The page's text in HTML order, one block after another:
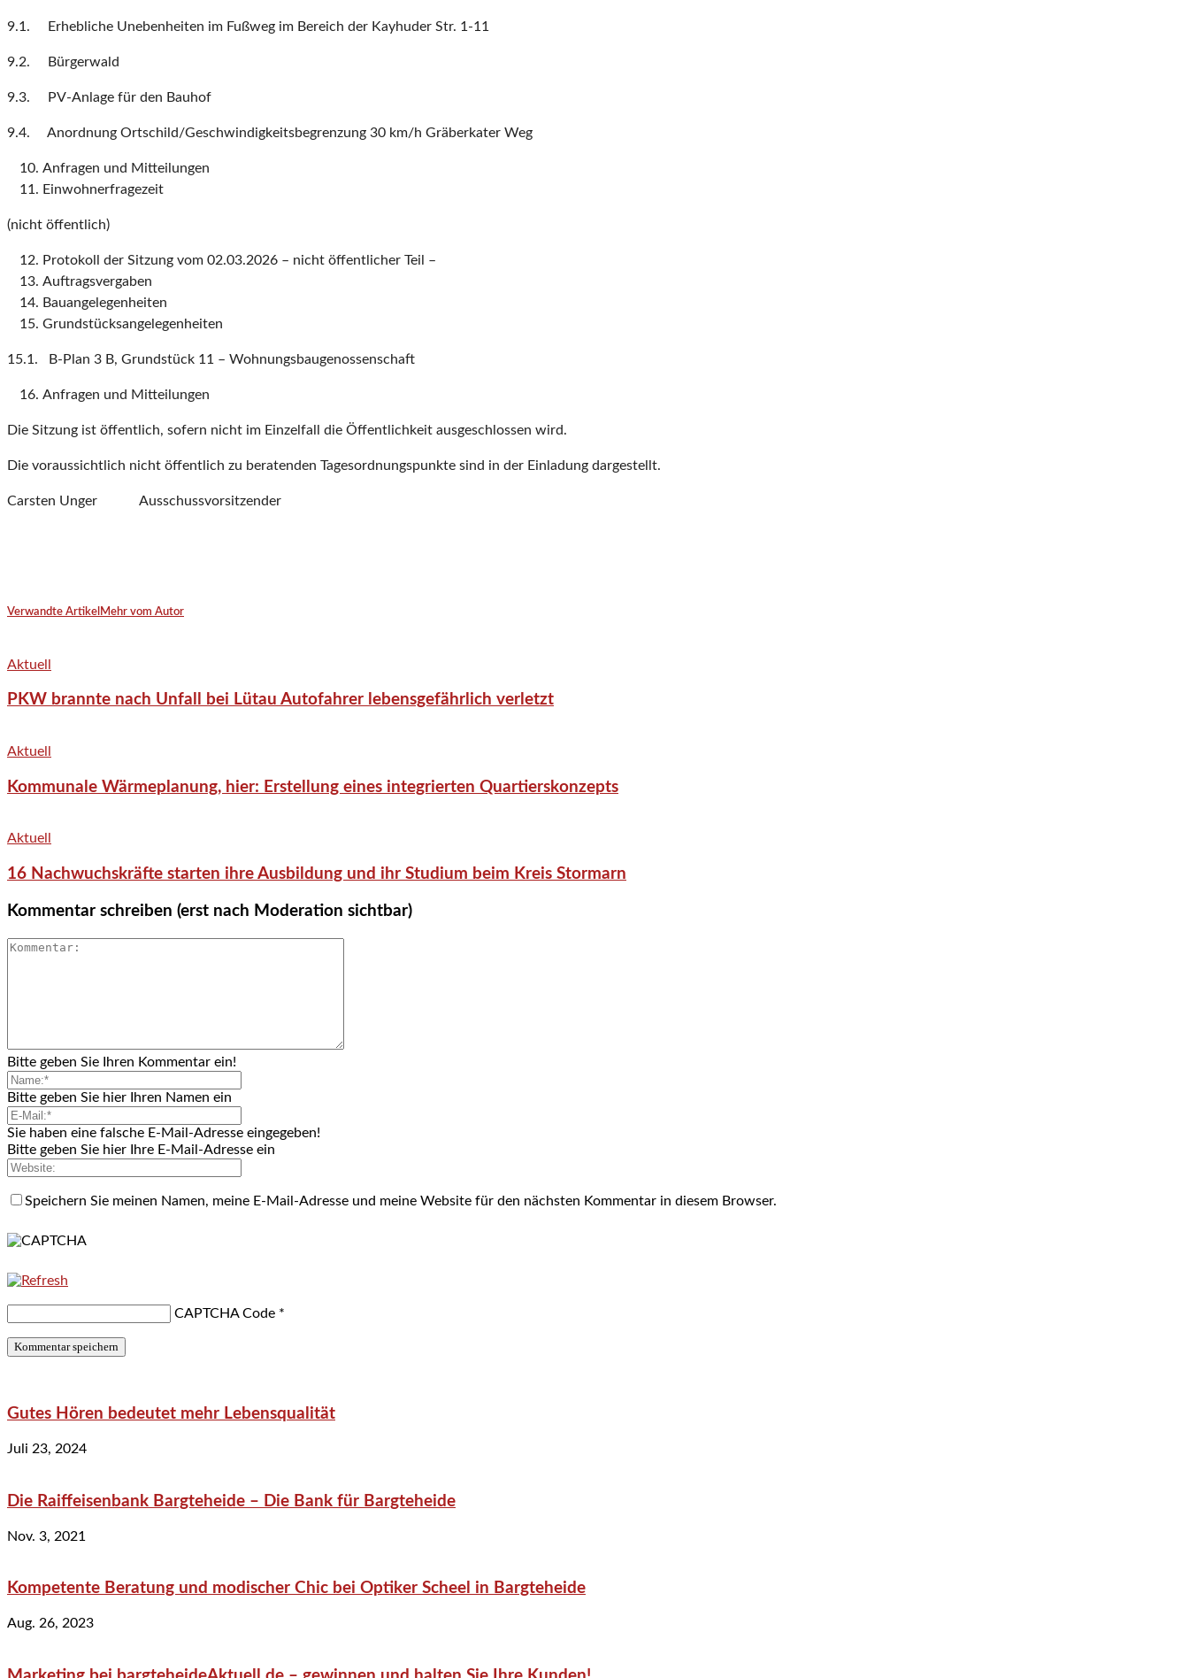
9.1. Erhebliche Unebenheiten im Fußweg im Bereich der Kayhuder Str. 1-11
9.2. Bürgerwald
9.3. PV-Anlage für den Bauhof
9.4. Anordnung Ortschild/Geschwindigkeitsbegrenzung 30 km/h Gräberkater Weg
Anfragen und Mitteilungen
Einwohnerfragezeit
(nicht öffentlich)
Protokoll der Sitzung vom 02.03.2026 – nicht öffentlicher Teil –
Auftragsvergaben
Bauangelegenheiten
Grundstücksangelegenheiten
15.1. B-Plan 3 B, Grundstück 11 – Wohnungsbaugenossenschaft
Anfragen und Mitteilungen
Die Sitzung ist öffentlich, sofern nicht im Einzelfall die Öffentlichkeit ausgeschlossen wird.
Die voraussichtlich nicht öffentlich zu beratenden Tagesordnungspunkte sind in der Einladung dargestellt.
Carsten Unger Ausschussvorsitzender
Verwandte Artikel Mehr vom Autor
Aktuell
PKW brannte nach Unfall bei Lütau Autofahrer lebensgefährlich verletzt
Aktuell
Kommunale Wärmeplanung, hier: Erstellung eines integrierten Quartierskonzepts
Aktuell
16 Nachwuchskräfte starten ihre Ausbildung und ihr Studium beim Kreis Stormarn
Kommentar schreiben (erst nach Moderation sichtbar)
Bitte geben Sie Ihren Kommentar ein!
Bitte geben Sie hier Ihren Namen ein
Sie haben eine falsche E-Mail-Adresse eingegeben!
Bitte geben Sie hier Ihre E-Mail-Adresse ein
Speichern Sie meinen Namen, meine E-Mail-Adresse und meine Website für den nächsten Kommentar in diesem Browser.
CAPTCHA Code *
Gutes Hören bedeutet mehr Lebensqualität
Juli 23, 2024
Die Raiffeisenbank Bargteheide – Die Bank für Bargteheide
Nov. 3, 2021
Kompetente Beratung und modischer Chic bei Optiker Scheel in Bargteheide
Aug. 26, 2023